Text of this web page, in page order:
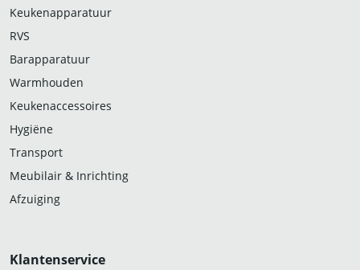
Keukenapparatuur
RVS
Barapparatuur
Warmhouden
Keukenaccessoires
Hygiëne
Transport
Meubilair & Inrichting
Afzuiging
Klantenservice